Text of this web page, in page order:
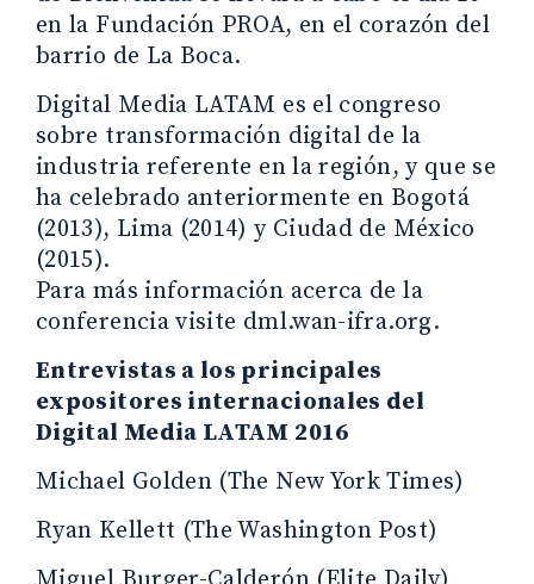
en la Fundación PROA, en el corazón del
barrio de La Boca.
Digital Media LATAM es el congreso
sobre transformación digital de la
industria referente en la región, y que se
ha celebrado anteriormente en Bogotá
(2013), Lima (2014) y Ciudad de México
(2015).
Para más información acerca de la
conferencia visite dml.wan-ifra.org.
Entrevistas a los principales
expositores internacionales del
Digital Media LATAM 2016
Michael Golden (The New York Times)
Ryan Kellett (The Washington Post)